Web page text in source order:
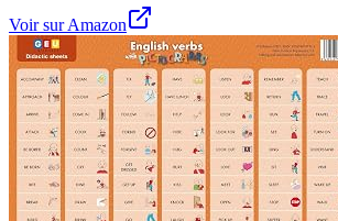
Voir sur Amazon